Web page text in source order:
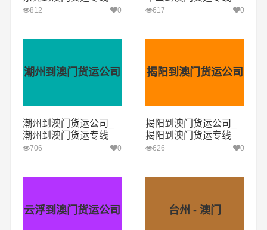
812 0 617 0
潮州到澳门货运公司
潮州到澳门货运公司_
潮州到澳门货运专线
706 0
揭阳到澳门货运公司
揭阳到澳门货运公司_
揭阳到澳门货运专线
626 0
云浮到澳门货运公司 台州 - 澳门